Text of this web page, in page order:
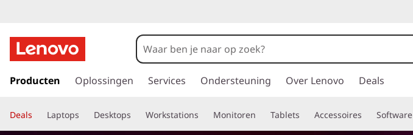
a
a
Producten Oplossingen Services Ondersteuning Over Lenovo Deals
Deals Laptops Desktops Workstations Monitoren Tablets Accessoires Software